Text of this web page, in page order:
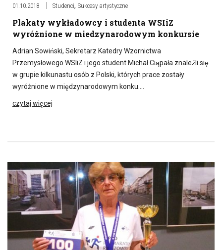
01.10.2018 Studenci, Sukcesy artystyczne
Plakaty wykładowcy i studenta WSIiZ
wyróżnione w miedzynarodowym konkursie
Adrian Sowiński, Sekretarz Katedry Wzornictwa
Przemysłowego WSIiZ i jego student Michał Ciąpała znaleźli się
w grupie kilkunastu osób z Polski, których prace zostały
wyróżnione w międzynarodowym konku….
czytaj więcej